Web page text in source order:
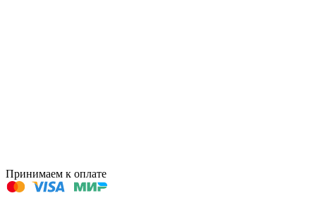
Принимаем к оплате